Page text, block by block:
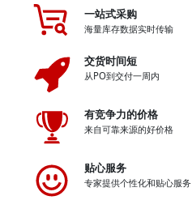
一站式采购
海量库存数据实时传输
交货时间短
从PO到交付一周内
有竞争力的价格
来自可靠来源的好价格
贴心服务
专家提供个性化和贴心服务